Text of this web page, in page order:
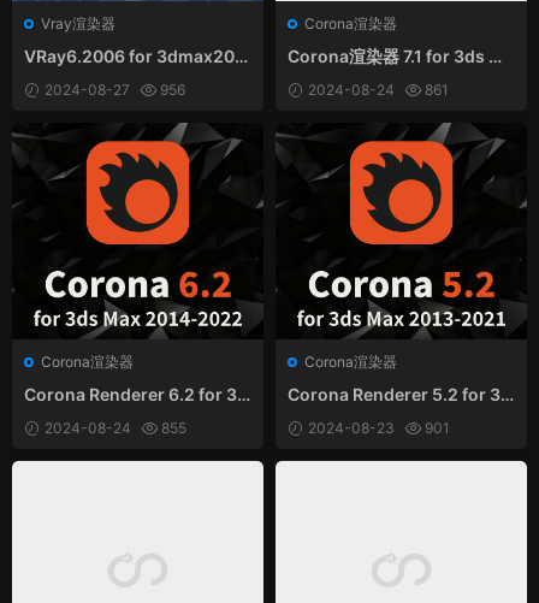
Vray渲染器
VRay6.2006 for 3dmax202
0-2025中文和谐版
2024-08-27 956
Corona渲染器
Corona渲染器 7.1 for 3ds Ma
x2014-2022 中英文和谐版
2024-08-24 861
Corona渲染器
Corona Renderer 6.2 for 3d
s Max2014-2022中英文和谐
版
2024-08-24 855
Corona渲染器
Corona Renderer 5.2 for 3d
s Max2013-2021 中/英文 和
谐版
2024-08-23 901